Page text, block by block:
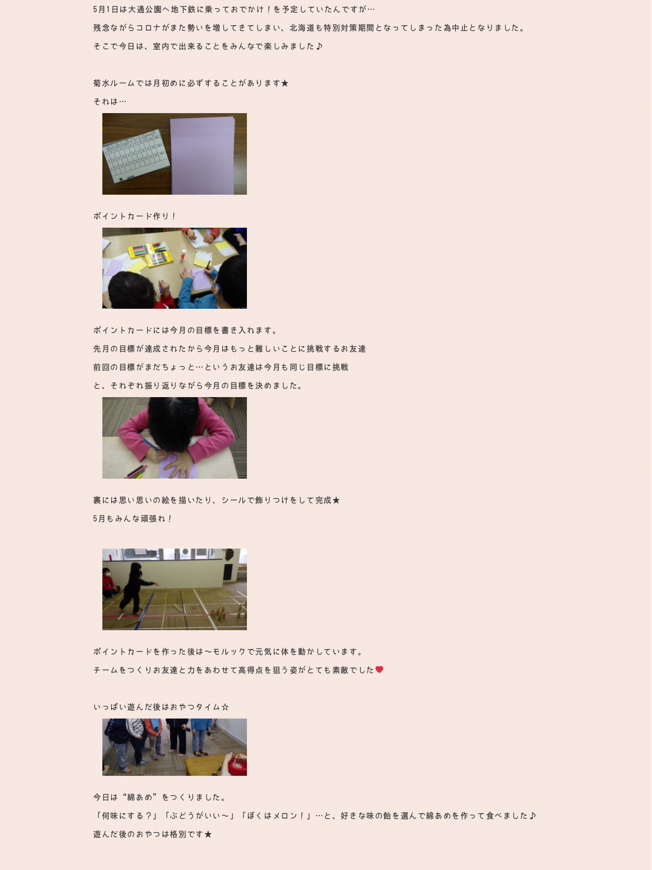
5月1日は大通公園へ地下鉄に乗っておでかけ！を予定していたんですが…
残念ながらコロナがまた勢いを増してきてしまい、北海道も特別対策期間となってしまった為中止となりました。
そこで今日は、室内で出来ることをみんなで楽しみました♪
菊水ルームでは月初めに必ずすることがあります★
それは…
ポイントカード作り！
ポイントカードには今月の目標を書き入れます。
先月の目標が達成されたから今月はもっと難しいことに挑戦するお友達
前回の目標がまだちょっと…というお友達は今月も同じ目標に挑戦
と、それぞれ振り返りながら今月の目標を決めました。
裏には思い思いの絵を描いたり、シールで飾りつけをして完成★
5月もみんな頑張れ！
ポイントカードを作った後は～モルックで元気に体を動かしています。
チームをつくりお友達と力をあわせて高得点を狙う姿がとても素敵でした
いっぱい遊んだ後はおやつタイム☆
今日は“綿あめ”をつくりました。
「何味にする？」「ぶどうがいい～」「ぼくはメロン！」…と、好きな味の飴を選んで綿あめを作って食べました♪
遊んだ後のおやつは格別です★